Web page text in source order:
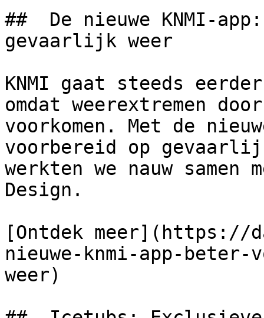
##  De nieuwe KNMI-
gevaarlijk weer
KNMI gaat steeds
omdat weerextremen
voorkomen. Met de
voorbereid op
werkten we nauw samen
Design.
[Ontdek meer](https://
nieuwe-knmi-app-
weer)